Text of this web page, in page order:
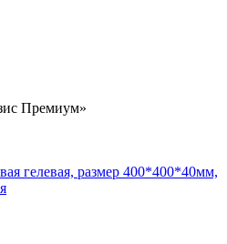
Премиум»
гелевая, размер 400*400*40мм,